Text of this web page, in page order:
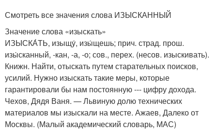
Смотреть все значения слова ИЗЫСКАННЫЙ
Значение слова «изыскать»
ИЗЫСКА́ТЬ, изыщу́, изы́щешь; прич. страд. прош.
изы́сканный, -кан, -а, -о; сов., перех. (несов. изыскивать).
Книжн. Найти, отыскать путем старательных поисков,
усилий. Нужно изыскать такие меры, которые
гарантировали бы нам постоянную --- цифру дохода.
Чехов, Дядя Ваня. — Львиную долю технических
материалов мы изыскали на месте. Ажаев, Далеко от
Москвы. (Малый академический словарь, МАС)